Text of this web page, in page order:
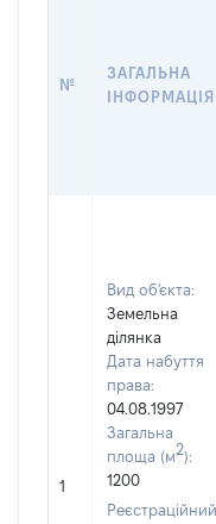
№
ЗАГАЛЬНА
ІНФОРМАЦІЯ
1
Вид об'єкта:
Земельна
ділянка
Дата набуття
права:
04.08.1997
Загальна
площа (м2):
1200
Реєстраційний